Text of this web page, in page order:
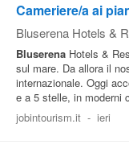
Area
Aziende
Cameriere/a ai
Bluserena Hotels &
Bluserena Hotels &
sul mare. Da allora il
internazionale. Oggi
e a 5 stelle, in moderni
jobintourism.it - ieri